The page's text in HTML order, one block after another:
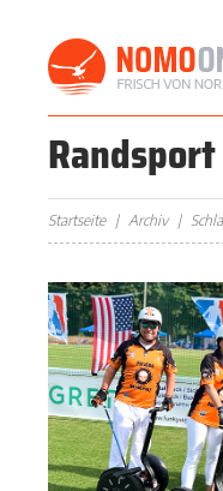
Randsport
Startseite Archiv